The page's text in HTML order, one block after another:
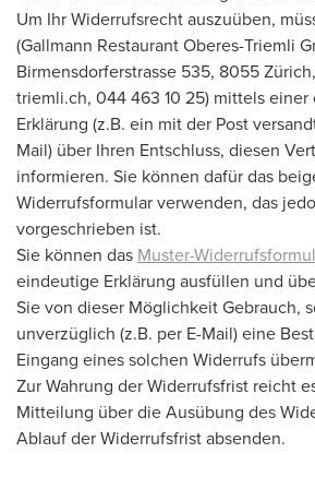
Um Ihr Widerrufsrecht auszuüben,
(Gallmann Restaurant Oberes-Triemli
Birmensdorferstrasse 535, 8055
triemli.ch, 044 463 10 25) mittels
Erklärung (z.B. ein mit der Post
Mail) über Ihren Entschluss, diesen
informieren. Sie können dafür das
Widerrufsformular verwenden, das
vorgeschrieben ist.
Sie können das Muster-
eindeutige Erklärung ausfüllen und
Sie von dieser Möglichkeit Gebrauch,
unverzüglich (z.B. per E-Mail) eine
Eingang eines solchen Widerrufs
Zur Wahrung der Widerrufsfrist reicht
Mitteilung über die Ausübung des
Ablauf der Widerrufsfrist absenden.